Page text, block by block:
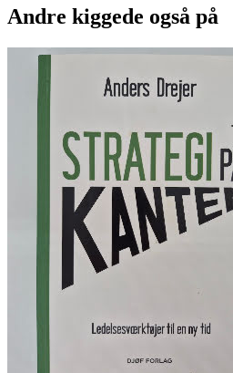
Andre kiggede også på